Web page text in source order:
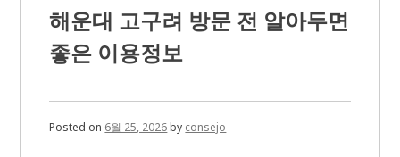
차
와
신
청
인
해
야
해운대 고구려 방문 전 알아두면
좋은 이용정보
Posted on 6월 25, 2026by consejo